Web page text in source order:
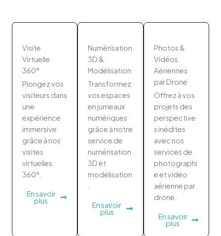
Visite
Virtuelle
360°
Plongez vos
visiteurs dans
une
expérience
immersive
grâce à nos
visites
virtuelles
360°.
En savoir
plus
Numérisation
3D &
Modélisation
Transformez
vos espaces
en jumeaux
numériques
grâce à notre
service de
numérisation
3D et
modélisation
En savoir
plus
Photos &
Vidéos
Aériennes
par Drone
Offrez à vos
projets des
perspective
s inédites
avec nos
services de
photographi
e et vidéo
aérienne par
drone.
En savoir
plus